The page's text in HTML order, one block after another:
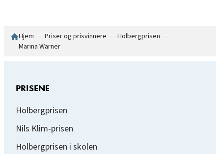
Hjem ─ Priser og prisvinnere ─ Holbergprisen ─
Marina Warner
PRISENE
Holbergprisen
Nils Klim-prisen
Holbergprisen i skolen